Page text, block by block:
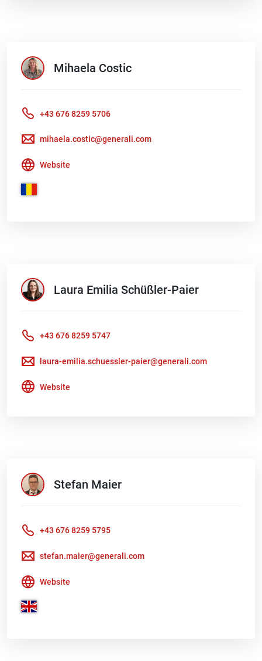
Mihaela Costic
+43 676 8259 5706
mihaela.costic@generali.com
Website
Laura Emilia Schüßler-Paier
+43 676 8259 5747
laura-emilia.schuessler-paier@generali.com
Website
Stefan Maier
+43 676 8259 5795
stefan.maier@generali.com
Website